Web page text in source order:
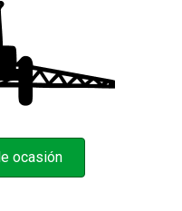
ocasión